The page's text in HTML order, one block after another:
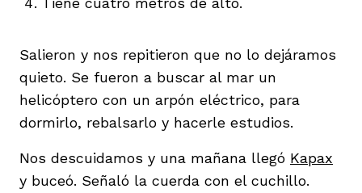
Salieron y nos repitieron que no lo dejáramos
quieto. Se fueron a buscar al mar un
helicóptero con un arpón eléctrico, para
dormirlo, rebalsarlo y hacerle estudios.
Nos descuidamos y una mañana llegó Kapax
y buceó. Señaló la cuerda con el cuchillo.